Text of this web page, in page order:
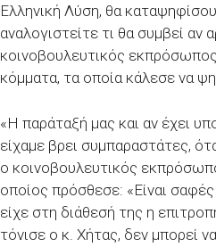
Ελληνική Λύση, θα
αναλογιστείτε τι θα συμβεί αν
κοινοβουλευτικός
κόμματα, τα οποία κάλεσε να
«Η παράταξή μας και αν έχει
είχαμε βρει συμπαραστάτες,
ο κοινοβουλευτικός
οποίος πρόσθεσε: «Είναι
είχε στη διάθεσή της η
τόνισε ο κ. Χήτας, δεν μπορεί